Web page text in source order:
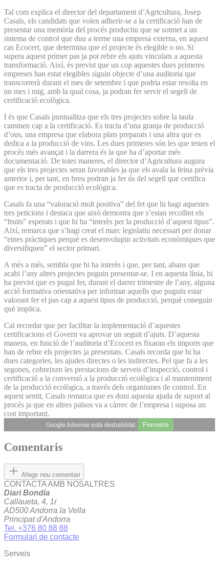
Tal com explica el director del departament d’Agricultura, Josep
Casals, els candidats que volen adherir-se a la certificació han de
presentar una memòria del procés productiu que se sotmet a un
sistema de control que duu a terme una empresa externa, en aquest
cas Ecocert, que determina que el projecte és elegible o no. Si
supera aquest primer pas ja pot rebre els ajuts vinculats a aquesta
transformació. Així, és previst que un cop aquestes dues primeres
empreses han estat elegibles siguin objecte d’una auditoria que
transcorrerà durant el mes de setembre i que podria estar resolta en
un mes i mig, amb la qual cosa, ja podran fer servir el segell de
certificació ecològica.
I és que Casals puntualitza que els tres projectes sobre la taula
caminen cap a la certificació. Es tracta d’una granja de producció
d’ous, una empresa que elabora plats preparats i una altra que es
dedica a la producció de vins. Les dues primeres són les que tenen el
procés més avançat i la darrera és la que ha d’aportar més
documentació. De totes maneres, el director d’Agricultura augura
que els tres projectes seran favorables ja que els avala la feina prèvia
anterior i, per tant, en breu podran ja fer ús del segell que certifica
que es tracta de producció ecològica.
Casals fa una “valoració molt positiva” del fet que hi hagi aquestes
tres peticions i destaca que això demostra que s’estan recollint els
“fruits” esperats i que hi ha “interès per la producció d’aquest tipus”.
Així, remarca que s’hagi creat el marc legislatiu necessari per donar
“eines pràctiques perquè es desenvolupin activitats econòmiques que
diversifiquen” el sector primari.
A més a més, sembla que hi ha interès i que, per tant, abans que
acabi l’any altres projectes puguin presentar-se. I en aquesta línia, hi
ha previst que es pugui fer, durant el darrer trimestre de l’any, alguna
acció formativa orientativa per informar aquells que puguin estar
valorant fer el pas cap a aquest tipus de producció, perquè coneguin
què implica.
Cal recordar que per facilitar la implementació d’aquestes
certificacions el Govern va aprovar un seguit d’ajuts. D’aquesta
manera, en funció de l’auditoria d’Ecocert es fixaran els imports que
han de rebre els projectes ja presentats. Casals recorda que hi ha
dues categories, les ajudes directes o les indirectes. Pel que fa a les
segones, cobreixen les prestacions de serveis d’inspecció, control i
certificació a la conversió a la producció ecològica i al manteniment
de la producció ecològica, a través dels organismes de control. En
aquest sentit, Casals remarca que es doni aquesta ajuda de suport al
procés ja que en altres països va a càrrec de l’empresa i suposa un
cost important.
Google Adsense està deshabilitat. Permetre
Comentaris
Afegir nou comentari
CONTACTA AMB NOSALTRES
Diari Bondia
Callaueta, 4, 1r
AD500 Andorra la Vella
Principat d'Andorra
Tel. +376 80 88 88
Formulari de contacte
Serveis